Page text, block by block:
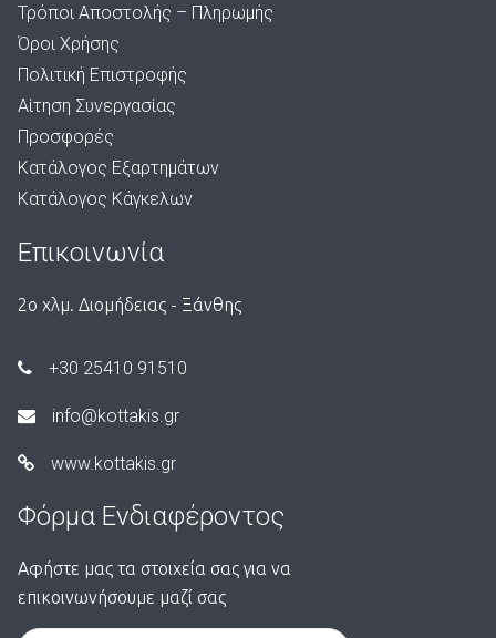
Τρόποι Αποστολής – Πληρωμής
Όροι Χρήσης
Πολιτική Επιστροφής
Αίτηση Συνεργασίας
Προσφορές
Κατάλογος Εξαρτημάτων
Κατάλογος Κάγκελων
Επικοινωνία
2ο χλμ. Διομήδειας - Ξάνθης
+30 25410 91510
info@kottakis.gr
www.kottakis.gr
Φόρμα Ενδιαφέροντος
Αφήστε μας τα στοιχεία σας για να
επικοινωνήσουμε μαζί σας